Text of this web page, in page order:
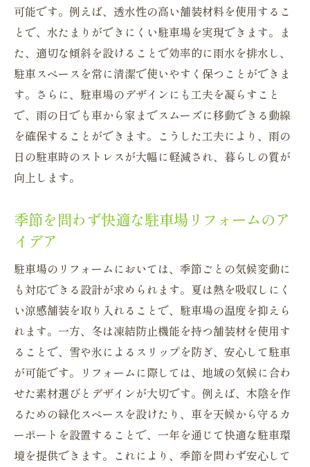
可能です。例えば、透水性の高い舗装材料を使用するこ
とで、水たまりができにくい駐車場を実現できます。ま
た、適切な傾斜を設けることで効率的に雨水を排水し、
駐車スペースを常に清潔で使いやすく保つことができま
す。さらに、駐車場のデザインにも工夫を凝らすこと
で、雨の日でも車から家までスムーズに移動できる動線
を確保することができます。こうした工夫により、雨の
日の駐車時のストレスが大幅に軽減され、暮らしの質が
向上します。
季節を問わず快適な駐車場リフォームのア
イデア
駐車場のリフォームにおいては、季節ごとの気候変動に
も対応できる設計が求められます。夏は熱を吸収しにく
い涼感舗装を取り入れることで、駐車場の温度を抑えら
れます。一方、冬は凍結防止機能を持つ舗装材を使用す
ることで、雪や氷によるスリップを防ぎ、安心して駐車
が可能です。リフォームに際しては、地域の気候に合わ
せた素材選びとデザインが大切です。例えば、木陰を作
るための緑化スペースを設けたり、車を天候から守るカ
ーポートを設置することで、一年を通じて快適な駐車環
境を提供できます。これにより、季節を問わず安心して